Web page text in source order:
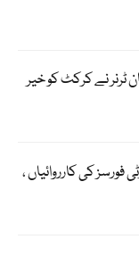
جان ٹرنر نے کرکٹ کو خیر
فورسز کی کارروائیاں ،